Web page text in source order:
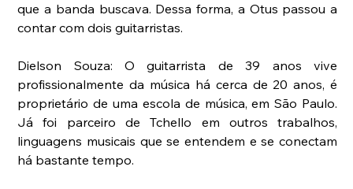
que a banda buscava. Dessa forma, a Otus passou a
contar com dois guitarristas.
Dielson Souza: O guitarrista de 39 anos vive
profissionalmente da música há cerca de 20 anos, é
proprietário de uma escola de música, em São Paulo.
Já foi parceiro de Tchello em outros trabalhos,
linguagens musicais que se entendem e se conectam
há bastante tempo.